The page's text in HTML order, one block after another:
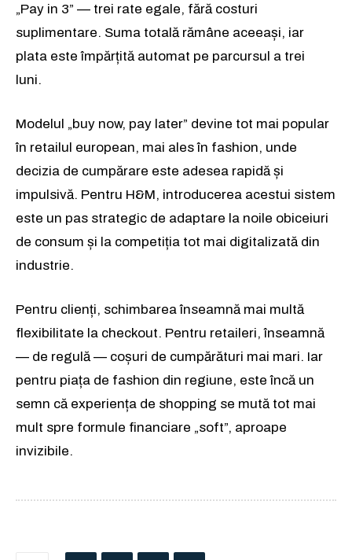
„Pay in 3” — trei rate egale, fără costuri
suplimentare. Suma totală rămâne aceeași, iar
plata este împărțită automat pe parcursul a trei
luni.
Modelul „buy now, pay later” devine tot mai popular
în retailul european, mai ales în fashion, unde
decizia de cumpărare este adesea rapidă și
impulsivă. Pentru H&M, introducerea acestui sistem
este un pas strategic de adaptare la noile obiceiuri
de consum și la competiția tot mai digitalizată din
industrie.
Pentru clienți, schimbarea înseamnă mai multă
flexibilitate la checkout. Pentru retaileri, înseamnă
— de regulă — coșuri de cumpărături mai mari. Iar
pentru piața de fashion din regiune, este încă un
semn că experiența de shopping se mută tot mai
mult spre formule financiare „soft”, aproape
invizibile.